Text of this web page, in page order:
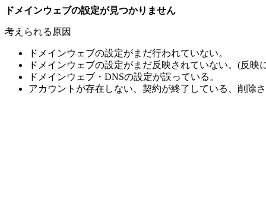
ドメインウェブの設定が見つかりません
考えられる原因
ドメインウェブの設定がまだ行われていない。
ドメインウェブの設定がまだ反映されていない。(反
ドメインウェブ・DNSの設定が誤っている。
アカウントが存在しない、契約が終了している、削除